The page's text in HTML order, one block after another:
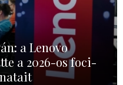
a Lenovo
a 2026-os foci-